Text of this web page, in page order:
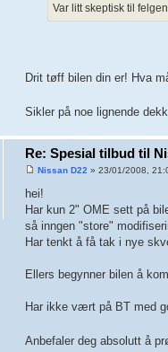
Var litt skeptisk til
Drit tøff bilen din er! Hva
Sikler på noe lignende
Re: Spesial tilbud til
Nissan D22 » 23/01/2008,
hei!
Har kun 2" OME sett på
så inngen "store"
Har tenkt å få tak i nye
Ellers begynner bilen å
Har ikke vært på BT med
Anbefaler deg absolutt å